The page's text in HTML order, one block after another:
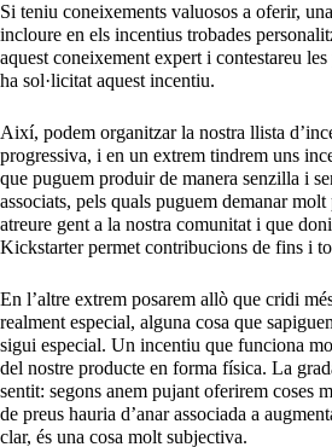
Si teniu coneixements valuosos a oferir,
incloure en els incentius trobades
aquest coneixement expert i contestareu
ha sol·licitat aquest incentiu.
Així, podem organitzar la nostra llista
progressiva, i en un extrem tindrem uns
que puguem produir de manera senzilla i
associats, pels quals puguem demanar
atreure gent a la nostra comunitat i que
Kickstarter permet contribucions de fins i
En l’altre extrem posarem allò que cridi
realment especial, alguna cosa que
sigui especial. Un incentiu que funciona
del nostre producte en forma física. La
sentit: segons anem pujant oferirem coses
de preus hauria d’anar associada a
clar, és una cosa molt subjectiva.